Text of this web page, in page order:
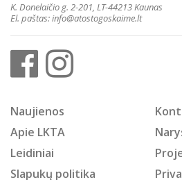
K. Donelaičio g. 2-201, LT-44213 Kaunas
El. paštas:info@atostogoskaime.lt
Naujienos
Apie LKTA
Leidiniai
Slapukų politika